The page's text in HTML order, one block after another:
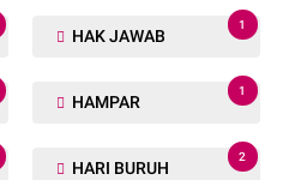
HAK JAWAB
1
HAMPAR
1
HARI BURUH
2